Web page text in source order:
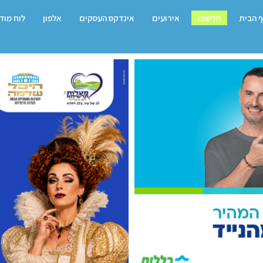
הבית חדשות אירועים אינדקס העסקים אלפון לוח